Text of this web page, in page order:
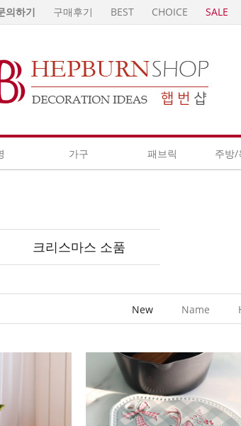
의하기 구매후기 BEST CHOICE SALE
가구 패브릭 주방/
크리스마스 소품
New Name